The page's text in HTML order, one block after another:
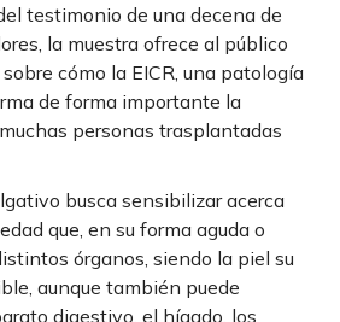
testimonio de una decena de
la muestra ofrece al público
cómo la EICR, una patología
de forma importante la
personas trasplantadas
busca sensibilizar acerca
que, en su forma aguda o
órganos, siendo la piel su
aunque también puede
digestivo, el hígado, los